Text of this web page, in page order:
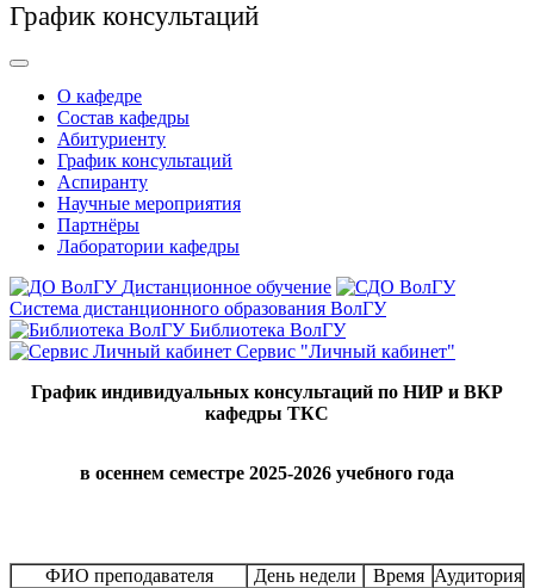
График консультаций
О кафедре
Состав кафедры
Абитуриенту
График консультаций
Аспиранту
Научные мероприятия
Партнёры
Лаборатории кафедры
Дистанционное обучение
Система дистанционного образования ВолГУ
Библиотека ВолГУ
Сервис "Личный кабинет"
График индивидуальных консультаций по НИР и ВКР
кафедры ТКС
в осеннем семестре 2025-2026 учебного года
ФИО преподавателя День недели Время Аудитория